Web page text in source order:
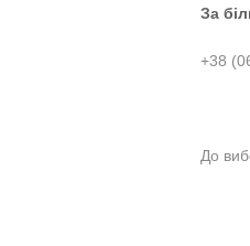
За
+38
До